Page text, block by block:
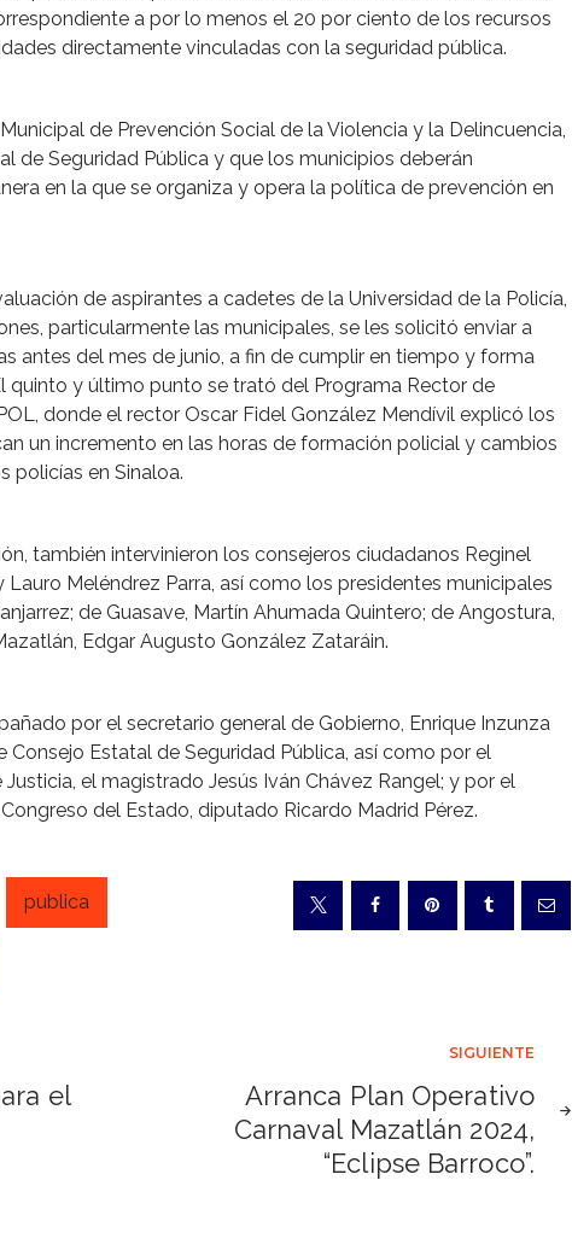
a por lo menos el 20 por ciento de los recursos
directamente vinculadas con la seguridad pública.
de Prevención Social de la Violencia y la Delincuencia,
de Seguridad Pública y que los municipios deberán
en la que se organiza y opera la política de prevención en
de aspirantes a cadetes de la Universidad de la Policía,
particularmente las municipales, se les solicitó enviar a
antes del mes de junio, a fin de cumplir en tiempo y forma
quinto y último punto se trató del Programa Rector de
donde el rector Oscar Fidel González Mendívil explicó los
un incremento en las horas de formación policial y cambios
policías en Sinaloa.
también intervinieron los consejeros ciudadanos Reginel
Lauro Meléndrez Parra, así como los presidentes municipales
de Guasave, Martín Ahumada Quintero; de Angostura,
Edgar Augusto González Zataráin.
por el secretario general de Gobierno, Enrique Inzunza
Consejo Estatal de Seguridad Pública, así como por el
el magistrado Jesús Iván Chávez Rangel; y por el
del Estado, diputado Ricardo Madrid Pérez.
publica
el
SIGUIENTE
Arranca Plan Operativo
Carnaval Mazatlán 2024,
“Eclipse Barroco”.